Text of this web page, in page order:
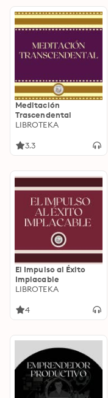
Meditación
Trascendental
LIBROTEKA
3.3
El Impulso al Éxito
Implacable
LIBROTEKA
4